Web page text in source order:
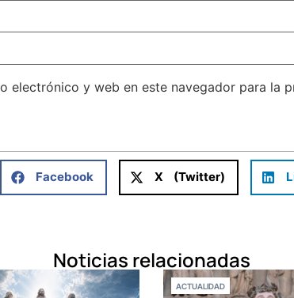
electrónico y web en este navegador para la
Facebook X (Twitter)
Noticias relacionadas
ACTUALIDAD